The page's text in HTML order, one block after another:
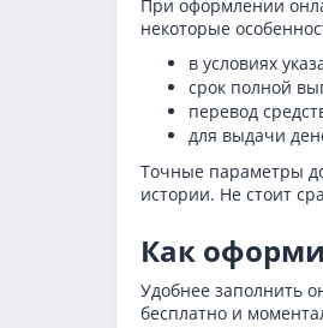
При оформлении
некоторые
в условиях
срок полной
перевод
для выдачи
Точные параметры
истории. Не стоит
Как
Удобнее заполнить
бесплатно и